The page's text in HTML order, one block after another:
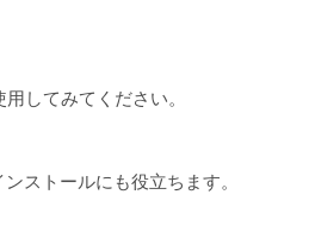
してみてください。
ストールにも役立ちます。